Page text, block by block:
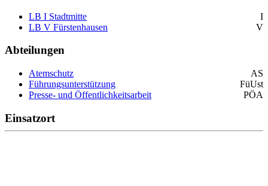
LB I Stadtmitte
I
LB V Fürstenhausen
V
Abteilungen
Atemschutz
AS
Führungsunterstützung
FüUst
Presse- und Öffentlichkeitsarbeit
PÖA
Einsatzort